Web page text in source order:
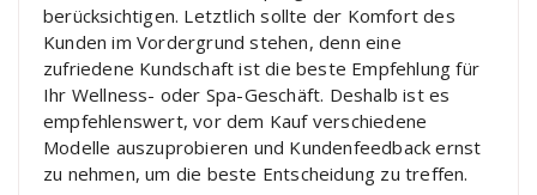
berücksichtigen. Letztlich sollte der Komfort des
Kunden im Vordergrund stehen, denn eine
zufriedene Kundschaft ist die beste Empfehlung für
Ihr Wellness- oder Spa-Geschäft. Deshalb ist es
empfehlenswert, vor dem Kauf verschiedene
Modelle auszuprobieren und Kundenfeedback ernst
zu nehmen, um die beste Entscheidung zu treffen.